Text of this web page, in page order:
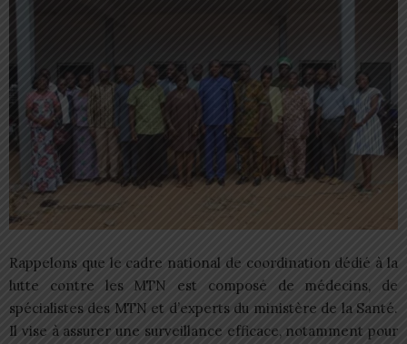
Rappelons que le cadre national de coordination dédié à la
lutte contre les MTN est composé de médecins, de
spécialistes des MTN et d’experts du ministère de la Santé.
Il vise à assurer une surveillance efficace, notamment pour